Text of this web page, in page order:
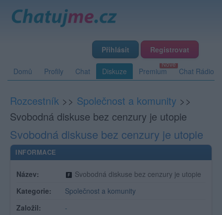
Přihlásit Registrovat
Domů Profily Chat Diskuze Premium Chat Rádio
Rozcestník >> Společnost a komunity >>
Svobodná diskuse bez cenzury je utopie
Svobodná diskuse bez cenzury je utopie
INFORMACE
Název:
Svobodná diskuse bez cenzury je utopie
Kategorie:
Společnost a komunity
Založil:
-